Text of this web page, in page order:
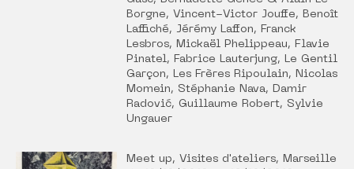
Borgne, Vincent-Victor Jouffe, Benoît
Laffiché, Jérémy Laffon, Franck
Lesbros, Mickaël Phelippeau, Flavie
Pinatel, Fabrice Lauterjung, Le Gentil
Garçon, Les Frères Ripoulain, Nicolas
Momein, Stéphanie Nava, Damir
Radović, Guillaume Robert, Sylvie
Ungauer
Meet up, Visites d'ateliers, Marseille